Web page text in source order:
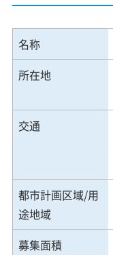
名称
所在地
交通
都市計画区域/用
途地域
募集面積